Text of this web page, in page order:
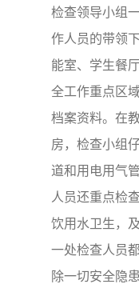
检查领导小组
作人员的带领
能室、学生餐
全工作重点区
档案资料。在
房，检查小组
道和用电用气
人员还重点检
饮用水卫生，
一处检查人员
除一切安全隐患